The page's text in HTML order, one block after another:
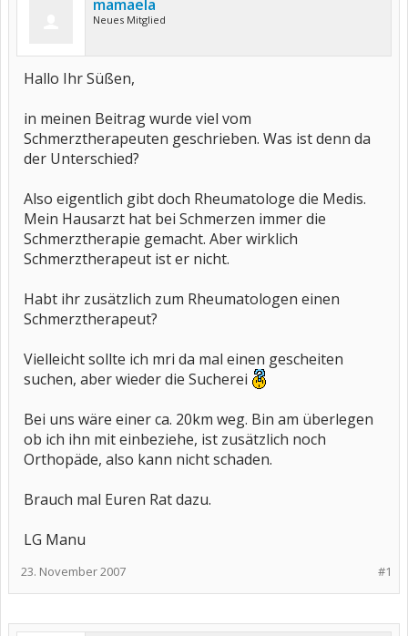
mamaela
Neues Mitglied
Hallo Ihr Süßen,
in meinen Beitrag wurde viel vom
Schmerztherapeuten geschrieben. Was ist denn da
der Unterschied?
Also eigentlich gibt doch Rheumatologe die Medis.
Mein Hausarzt hat bei Schmerzen immer die
Schmerztherapie gemacht. Aber wirklich
Schmerztherapeut ist er nicht.
Habt ihr zusätzlich zum Rheumatologen einen
Schmerztherapeut?
Vielleicht sollte ich mri da mal einen gescheiten
suchen, aber wieder die Sucherei
Bei uns wäre einer ca. 20km weg. Bin am überlegen
ob ich ihn mit einbeziehe, ist zusätzlich noch
Orthopäde, also kann nicht schaden.
Brauch mal Euren Rat dazu.
LG Manu
#1
23. November 2007